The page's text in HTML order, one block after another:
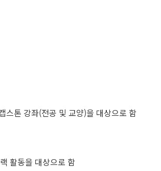
스톤 강좌(전공 및 교양)을 대상으로 함
활동을 대상으로 함